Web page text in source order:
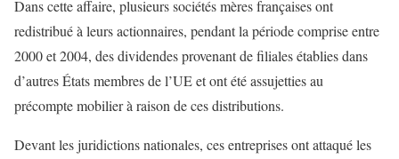
Dans cette affaire, plusieurs sociétés mères françaises ont
redistribué à leurs actionnaires, pendant la période comprise entre
2000 et 2004, des dividendes provenant de filiales établies dans
d’autres États membres de l’UE et ont été assujetties au
précompte mobilier à raison de ces distributions.
Devant les juridictions nationales, ces entreprises ont attaqué les